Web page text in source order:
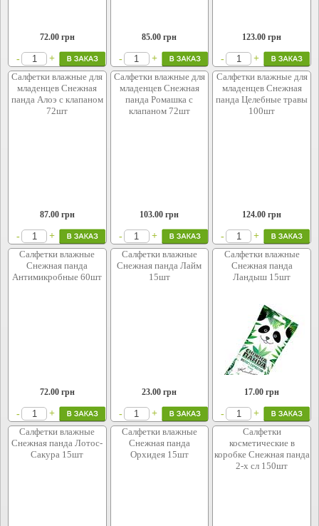
72.00грн
- +
85.00 грн
- +
123.00 грн
-
+
Салфетки влажные для
младенцев Снежная
панда Алоэ с клапаном
72шт
87.00грн
- +
Салфетки влажные для
младенцев Снежная
панда Ромашка с
клапаном 72шт
103.00 грн
- +
Салфетки влажные для
младенцев Снежная
панда Целебные травы
100шт
124.00 грн
-
+
Салфетки влажные
Снежная панда
Антимикробные 60шт
72.00грн
- +
Салфетки влажные
Снежная панда Лайм
15шт
23.00 грн
- +
Салфетки влажные
Снежная панда
Ландыш 15шт
17.00 грн
-
+
Салфетки влажные
Снежная панда Лотос-
Сакура 15шт
Салфетки влажные
Снежная панда
Орхидея 15шт
Салфетки
косметические в
коробке Снежная панда
2-х сл 150шт